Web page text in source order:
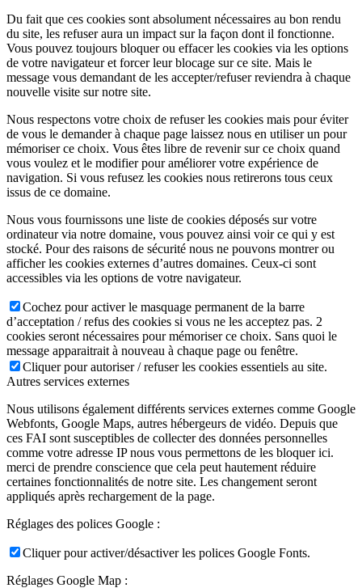
Du fait que ces cookies sont absolument nécessaires au bon rendu
du site, les refuser aura un impact sur la façon dont il fonctionne.
Vous pouvez toujours bloquer ou effacer les cookies via les options
de votre navigateur et forcer leur blocage sur ce site. Mais le
message vous demandant de les accepter/refuser reviendra à chaque
nouvelle visite sur notre site.
Nous respectons votre choix de refuser les cookies mais pour éviter
de vous le demander à chaque page laissez nous en utiliser un pour
mémoriser ce choix. Vous êtes libre de revenir sur ce choix quand
vous voulez et le modifier pour améliorer votre expérience de
navigation. Si vous refusez les cookies nous retirerons tous ceux
issus de ce domaine.
Nous vous fournissons une liste de cookies déposés sur votre
ordinateur via notre domaine, vous pouvez ainsi voir ce qui y est
stocké. Pour des raisons de sécurité nous ne pouvons montrer ou
afficher les cookies externes d’autres domaines. Ceux-ci sont
accessibles via les options de votre navigateur.
Cochez pour activer le masquage permanent de la barre
d’acceptation / refus des cookies si vous ne les acceptez pas. 2
cookies seront nécessaires pour mémoriser ce choix. Sans quoi le
message apparaitrait à nouveau à chaque page ou fenêtre.
Cliquer pour autoriser / refuser les cookies essentiels au site.
Autres services externes
Nous utilisons également différents services externes comme Google
Webfonts, Google Maps, autres hébergeurs de vidéo. Depuis que
ces FAI sont susceptibles de collecter des données personnelles
comme votre adresse IP nous vous permettons de les bloquer ici.
merci de prendre conscience que cela peut hautement réduire
certaines fonctionnalités de notre site. Les changement seront
appliqués après rechargement de la page.
Réglages des polices Google :
Cliquer pour activer/désactiver les polices Google Fonts.
Réglages Google Map :